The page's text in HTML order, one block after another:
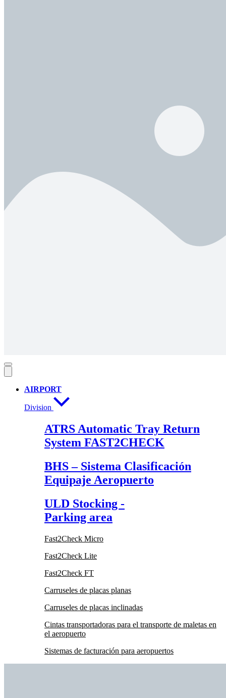
AIRPORT
Division
ATRS Automatic Tray Return
System FAST2CHECK
BHS – Sistema Clasificación
Equipaje Aeropuerto
ULD Stocking -
Parking area
Fast2Check Micro
Fast2Check Lite
Fast2Check FT
Carruseles de placas planas
Carruseles de placas inclinadas
Cintas transportadoras para el transporte de maletas en
el aeropuerto
Sistemas de facturación para aeropuertos